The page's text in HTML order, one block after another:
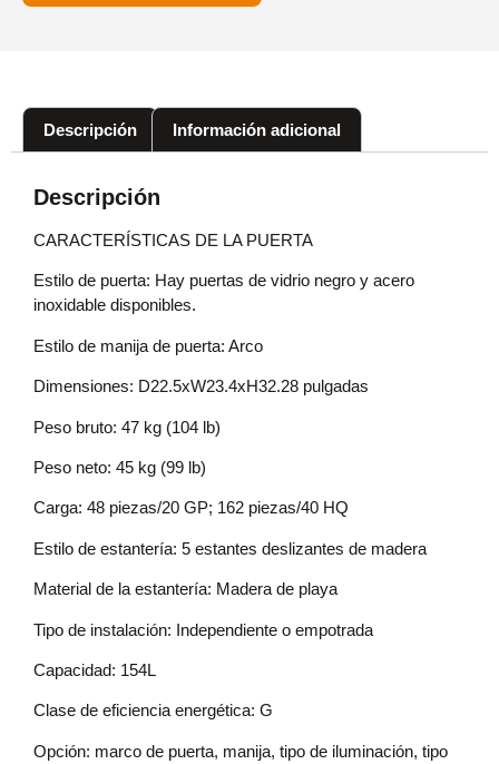
Descripción Información adicional
Descripción
CARACTERÍSTICAS DE LA PUERTA
Estilo de puerta: Hay puertas de vidrio negro y acero
inoxidable disponibles.
Estilo de manija de puerta: Arco
Dimensiones: D22.5xW23.4xH32.28 pulgadas
Peso bruto: 47 kg (104 lb)
Peso neto: 45 kg (99 lb)
Carga: 48 piezas/20 GP; 162 piezas/40 HQ
Estilo de estantería: 5 estantes deslizantes de madera
Material de la estantería: Madera de playa
Tipo de instalación: Independiente o empotrada
Capacidad: 154L
Clase de eficiencia energética: G
Opción: marco de puerta, manija, tipo de iluminación, tipo